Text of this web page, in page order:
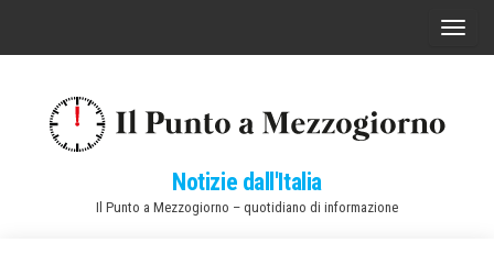
C
Notizie dall'Italia
Il Punto a Mezzogiorno – quotidiano di informazione